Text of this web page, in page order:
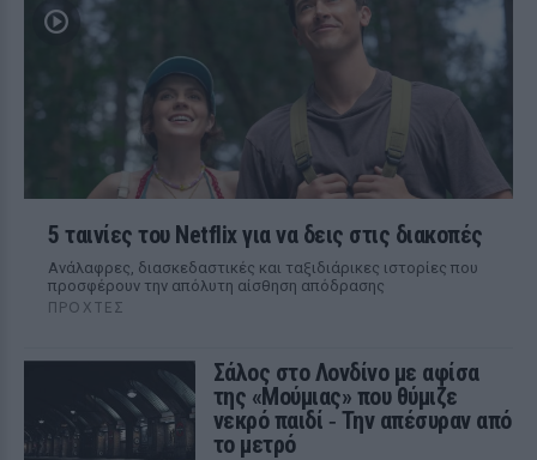
5 ταινίες του Netflix για να δεις στις διακοπές
Aνάλαφρες, διασκεδαστικές και ταξιδιάρικες ιστορίες που
προσφέρουν την απόλυτη αίσθηση απόδρασης
ΠΡΟΧΤΈΣ
Σάλος στο Λονδίνο με αφίσα
της «Μούμιας» που θύμιζε
νεκρό παιδί ‑ Την απέσυραν από
το μετρό